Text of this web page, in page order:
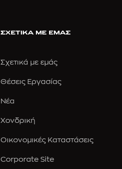
ΣΧΕΤΙΚΑ ΜΕ ΕΜΑΣ
Σχετικά με εμάς
Θέσεις Εργασίας
Νέα
Χονδρική
Οικονομικές Καταστάσεις
Corporate Site